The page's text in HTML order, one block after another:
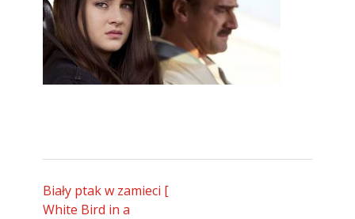
Biały ptak w zamieci [
White Bird in a